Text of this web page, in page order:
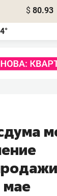
$ 80.93
мае